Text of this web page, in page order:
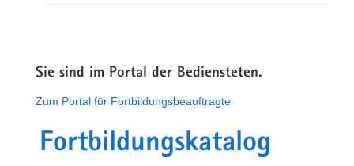
Sie sind im Portal der Bediensteten.
Zum Portal für Fortbildungsbeauftragte
Fortbildungskatalog